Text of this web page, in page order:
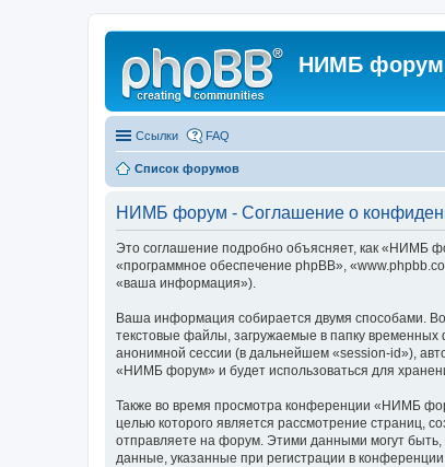
НИМБ форум
Ссылки FAQ
Список форумов
НИМБ форум - Соглашение о
Это соглашение подробно объясняет, как «НИМБ
«программное обеспечение phpBB»,
«ваша информация»).
Ваша информация собирается двумя способами.
текстовые файлы, загружаемые в папку
анонимной сессии (в дальнейшем «session-id»),
«НИМБ форум» и будет использоваться для
Также во время просмотра конференции «НИМБ
целью которого является рассмотрение страниц,
отправляете на форум. Этими данными могут
данные, указанные при регистрации в